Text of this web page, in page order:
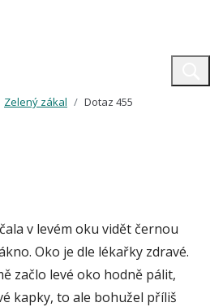
Zelený zákal Dotaz 455
v levém oku vidět černou
Oko je dle lékařky zdravé.
začlo levé oko hodně pálit,
kapky, to ale bohužel příliš